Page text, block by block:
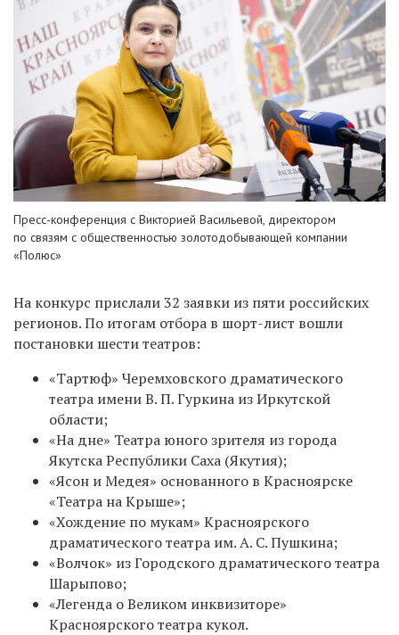
Пресс-конференция с Викторией Васильевой, директором
по связям с общественностью золотодобывающей компании
«Полюс»
На конкурс прислали 32 заявки из пяти российских
регионов. По итогам отбора в шорт-лист вошли
постановки шести театров:
«Тартюф» Черемховского драматического
театра имени В. П. Гуркина из Иркутской
области;
«На дне» Театра юного зрителя из города
Якутска Республики Саха (Якутия);
«Ясон и Медея» основанного в Красноярске
«Театра на Крыше»;
«Хождение по мукам» Красноярского
драматического театра им. А. С. Пушкина;
«Волчок» из Городского драматического театра
Шарыпово;
«Легенда о Великом инквизиторе»
Красноярского театра кукол.